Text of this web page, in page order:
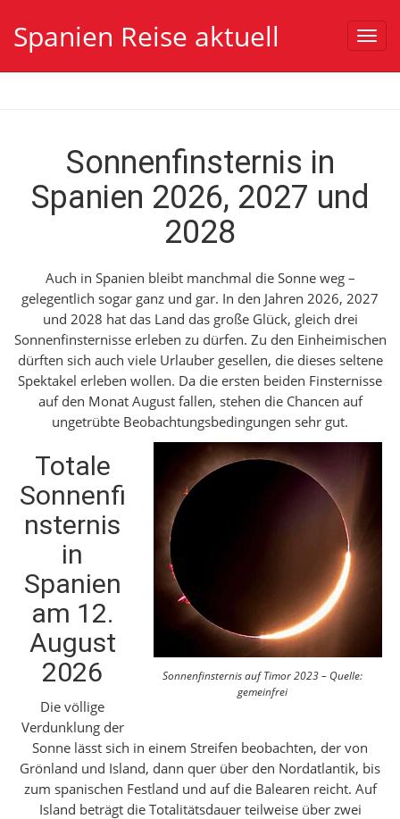
Spanien Reise aktuell
Sonnenfinsternis in
Spanien 2026, 2027 und
2028
Auch in Spanien bleibt manchmal die Sonne weg –
gelegentlich sogar ganz und gar. In den Jahren 2026, 2027
und 2028 hat das Land das große Glück, gleich drei
Sonnenfinsternisse erleben zu dürfen. Zu den Einheimischen
dürften sich auch viele Urlauber gesellen, die dieses seltene
Spektakel erleben wollen. Da die ersten beiden Finsternisse
auf den Monat August fallen, stehen die Chancen auf
ungetrübte Beobachtungsbedingungen sehr gut.
Sonnenfinsternis auf Timor 2023 – Quelle:
gemeinfrei
Totale
Sonnenfi
nsternis
in
Spanien
am 12.
August
2026
Die völlige
Verdunklung der
Sonne lässt sich in einem Streifen beobachten, der von
Grönland und Island, dann quer über den Nordatlantik, bis
zum spanischen Festland und auf die Balearen reicht. Auf
Island beträgt die Totalitätsdauer teilweise über zwei